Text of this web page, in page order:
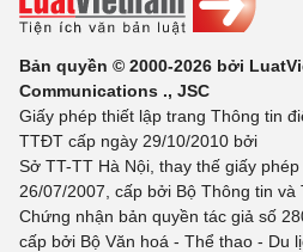
Bản quyền © 2000-2026 bởi
Communications ., JSC
Giấy phép thiết lập trang Thông tin
TTĐT cấp ngày 29/10/2010 bởi
Sở TT-TT Hà Nội, thay thế giấy
26/07/2007, cấp bởi Bộ Thông tin và
Chứng nhận bản quyền tác giả số
cấp bởi Bộ Văn hoá - Thể thao - Du